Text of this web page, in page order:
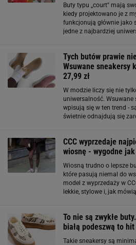
Buty typu „court" mają
kiedy projektowano je z
funkcjonują głównie jako
jedne z najbardziej
Tych butów prawie
Wsuwane sneakersy
27,99 zł
W modzie liczy się nie
uniwersalność. Wsuwane
wpisują się w ten trend -
świetnie odnajdują się
CCC wyprzedaje
wiosnę - wygodne
Wiosną trudno o lepsze
które pasują niemal do
model z wyprzedaży w
lekkie, stylowe i, jak
To nie są zwykłe
białą podeszwą to
Takie sneakersy są